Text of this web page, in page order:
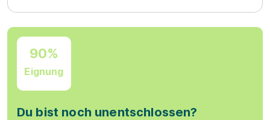
90%
Eignung
Du bist noch unentschlossen?